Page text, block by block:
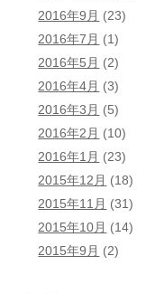
2016年9月 (23)
2016年7月 (1)
2016年5月 (2)
2016年4月 (3)
2016年3月 (5)
2016年2月 (10)
2016年1月 (23)
2015年12月 (18)
2015年11月 (31)
2015年10月 (14)
2015年9月 (2)